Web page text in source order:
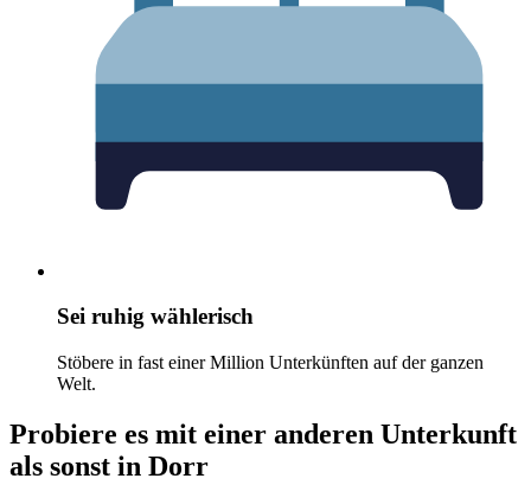
Sei ruhig wählerisch
Stöbere in fast einer Million Unterkünften auf der ganzen
Welt.
Probiere es mit einer anderen Unterkunft
als sonst in Dorr